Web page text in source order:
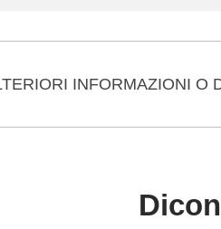
INFORMAZIONI O